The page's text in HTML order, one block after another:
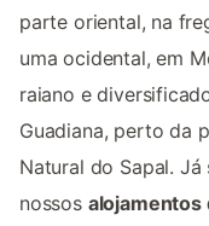
parte oriental, na
uma ocidental, em
raiano e
Guadiana, perto da
Natural do Sapal.
nossos alojamentos